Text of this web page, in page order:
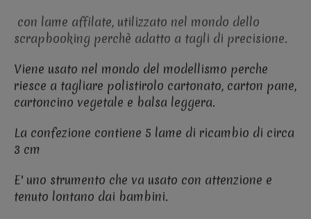
con lame affilate, utilizzato nel mondo dello
scrapbooking perchè adatto a tagli di precisione.
Viene usato nel mondo del modellismo perche
riesce a tagliare polistirolo cartonato, carton pane,
cartoncino vegetale e balsa leggera.
La confezione contiene 5 lame di ricambio di circa
3 cm
E' uno strumento che va usato con attenzione e
tenuto lontano dai bambini.